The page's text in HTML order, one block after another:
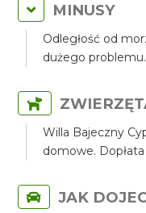
MINUSY
Odległość od
dużego problemu.
Willa Bajeczny
domowe.
JAK